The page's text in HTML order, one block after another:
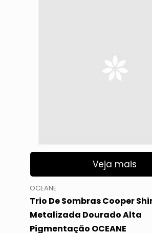
Veja mais
OCEANE
Trio De Sombras Cooper
Metalizada Dourado Alta
Pigmentação OCEANE